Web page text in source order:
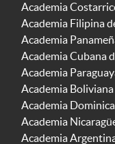
Academia
Academia Filipina
Academia
Academia Cubana
Academia
Academia Boliviana
Academia
Academia
Academia